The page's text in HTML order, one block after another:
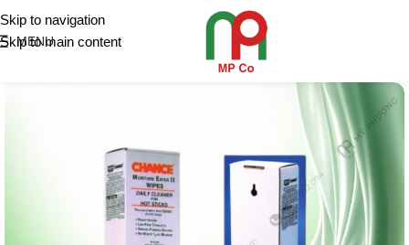
Skip to navigation
Skip to main content
MENU